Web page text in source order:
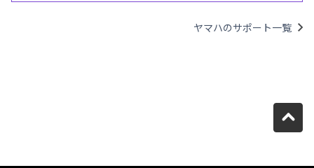
ヤマハのサポート一覧